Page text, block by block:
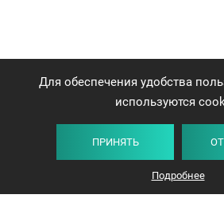
Для обеспечения удобства
используются
ПРИНЯТЬ
Подробнее